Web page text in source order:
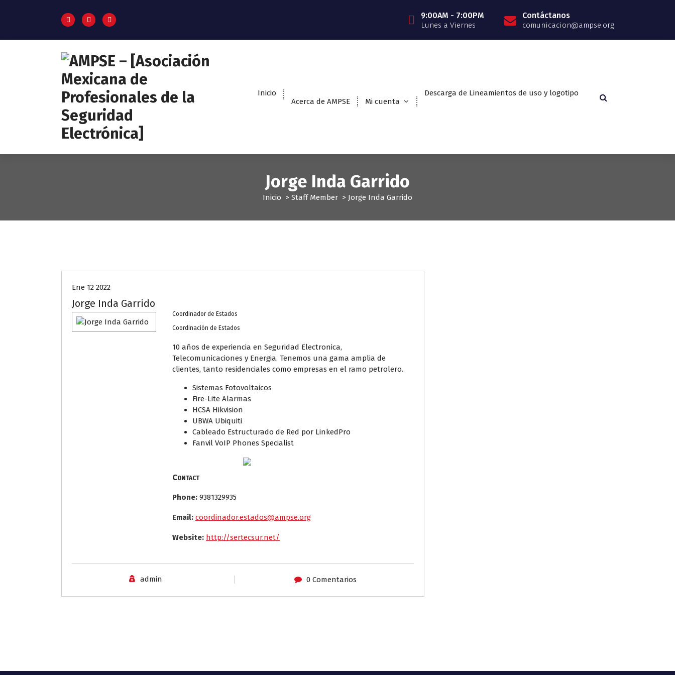
9:00AM - 7:00PM
Lunes a Viernes
Contáctanos
comunicacion@ampse.org
Inicio
Acerca de AMPSE
Mi cuenta
Descarga de Lineamientos de uso y logotipo
Jorge Inda Garrido
Inicio > Staff Member > Jorge Inda Garrido
Ene 12 2022
Jorge Inda Garrido
Coordinador de Estados
Coordinación de Estados
10 años de experiencia en Seguridad Electronica,
Telecomunicaciones y Energia. Tenemos una gama amplia de
clientes, tanto residenciales como empresas en el ramo petrolero.
Sistemas Fotovoltaicos
Fire-Lite Alarmas
HCSA Hikvision
UBWA Ubiquiti
Cableado Estructurado de Red por LinkedPro
Fanvil VoIP Phones Specialist
Contact
Phone: 9381329935
Email: coordinador.estados@ampse.org
Website: http://sertecsur.net/
admin 0 Comentarios